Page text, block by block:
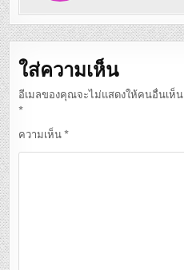
ใส่ความเห็น
อีเมลของคุณจะไม่แสดงให้คนอื่นเห็น
*
ความเห็น*